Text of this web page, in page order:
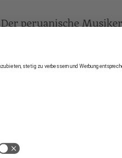
Der peruanische
unterschiedlicher
Seit 2010 ist er festes